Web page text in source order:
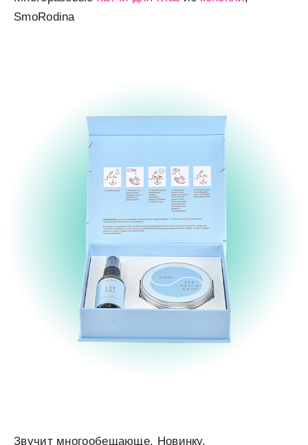
SmoRodina
Звучит многообещающе. Новинку,